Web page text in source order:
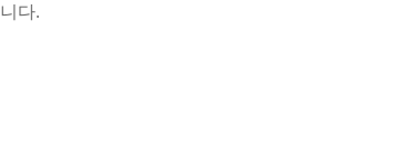
다.